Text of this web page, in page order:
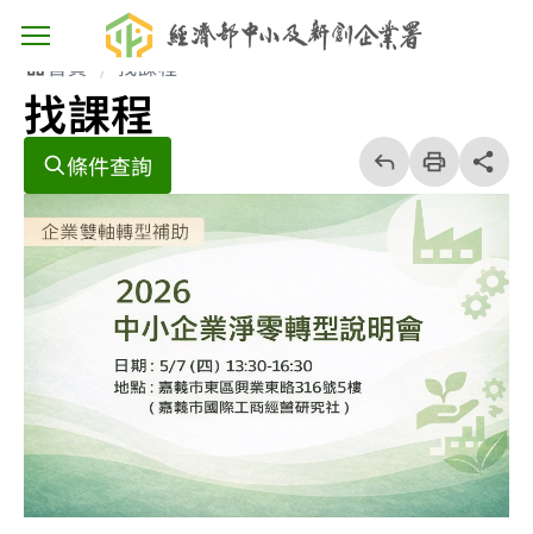
主選單按鈕
首頁 找課程
找課程
條件查詢
回
上
一
頁
列
印
share分享